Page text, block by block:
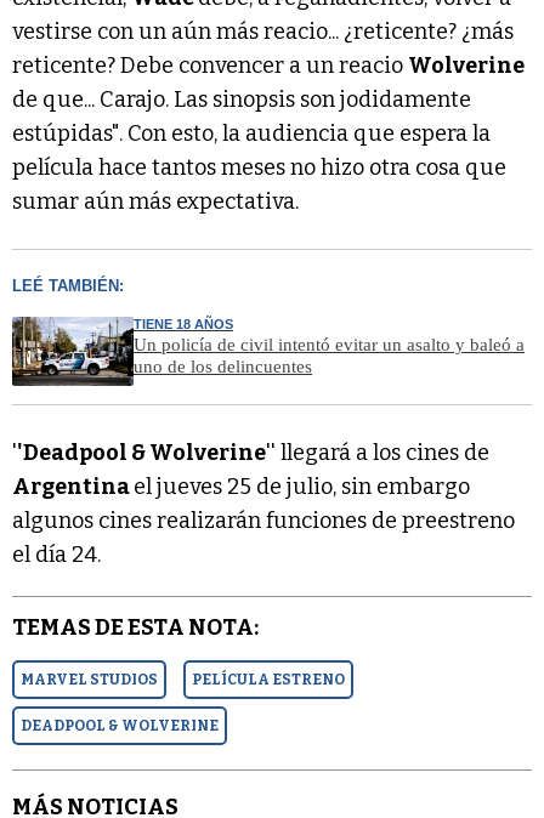
vestirse con un aún más reacio... ¿reticente? ¿más
reticente? Debe convencer a un reacio Wolverine
de que... Carajo. Las sinopsis son jodidamente
estúpidas". Con esto, la audiencia que espera la
película hace tantos meses no hizo otra cosa que
sumar aún más expectativa.
LEÉ TAMBIÉN:
TIENE 18 AÑOS
Un policía de civil intentó evitar un asalto y baleó a
uno de los delincuentes
''Deadpool & Wolverine'' llegará a los cines de
Argentinael jueves 25 de julio, sin embargo
algunos cines realizarán funciones de preestreno
el día 24.
TEMAS DE ESTA NOTA:
MARVEL STUDIOS PELÍCULA ESTRENO
DEADPOOL & WOLVERINE
MÁS NOTICIAS